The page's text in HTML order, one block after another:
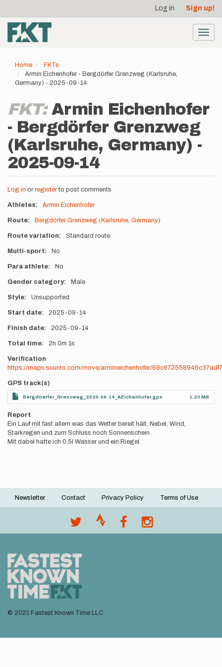
main
content
account
menu
Log in Sign up!
Home
FKTs
Armin Eichenhofer - Bergdörfer Grenzweg (Karlsruhe,
Germany) - 2025-09-14
FKT:Armin Eichenhofer
- Bergdörfer Grenzweg
(Karlsruhe, Germany) -
2025-09-14
Log in or registerto post comments
Athletes Armin Eichenhofer
Route Bergdörfer Grenzweg (Karlsruhe, Germany)
Route variation Standard route
Multi-sport No
Para athlete No
Gender category Male
Style Unsupported
Start date 2025-09-14
Finish date 2025-09-14
Total time 2h 0m 1s
Verification
https://maps.suunto.com/move/armineichenhofer/
GPS track(s)
Bergdoerfer_Grenzweg_2025-09-14_AEichenhofer.gpx 1.23 MB
Report
Ein Lauf mit fast allem was das Wetter bereit hält, Nebel, Wind,
Starkregen und zum Schluss noch Sonnenschein.
Mit dabei hatte ich 0,5l Wasser und ein Riegel.
Footer
Newsletter Contact Privacy Policy Terms of Use
© 2021 Fastest Known Time LLC